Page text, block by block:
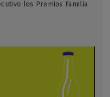
los Premios Familia